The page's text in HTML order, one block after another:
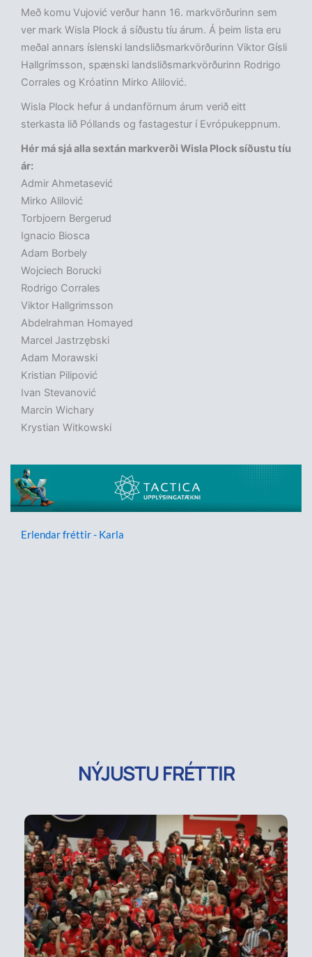
Með komu Vujović verður hann 16. markvörðurinn sem
ver mark Wisla Plock á síðustu tíu árum. Á þeim lista eru
meðal annars íslenski landsliðsmarkvörðurinn Viktor Gísli
Hallgrímsson, spænski landsliðsmarkvörðurinn Rodrigo
Corrales og Króatinn Mirko Alilović.
Wisla Plock hefur á undanförnum árum verið eitt
sterkasta lið Póllands og fastagestur í Evrópukeppnum.
Hér má sjá alla sextán markverði Wisla Plock síðustu tíu
ár:
Admir Ahmetasević
Mirko Alilović
Torbjoern Bergerud
Ignacio Biosca
Adam Borbely
Wojciech Borucki
Rodrigo Corrales
Viktor Hallgrimsson
Abdelrahman Homayed
Marcel Jastrzębski
Adam Morawski
Kristian Pilipović
Ivan Stevanović
Marcin Wichary
Krystian Witkowski
Erlendar fréttir - Karla
NÝJUSTU FRÉTTIR